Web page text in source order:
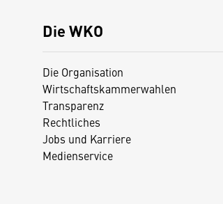
Die WKO
Die Organisation
Wirtschaftskammerwahlen
Transparenz
Rechtliches
Jobs und Karriere
Medienservice